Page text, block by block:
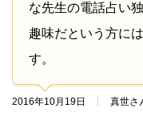
な先生の電話占い
趣味だという方に
す。
2016年10月19日 真世さ